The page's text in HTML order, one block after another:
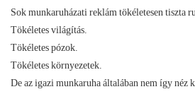
Sok munkaruházati reklám tökéletesen tiszta
Tökéletes világítás.
Tökéletes pózok.
Tökéletes környezetek.
De az igazi munkaruha általában nem így néz